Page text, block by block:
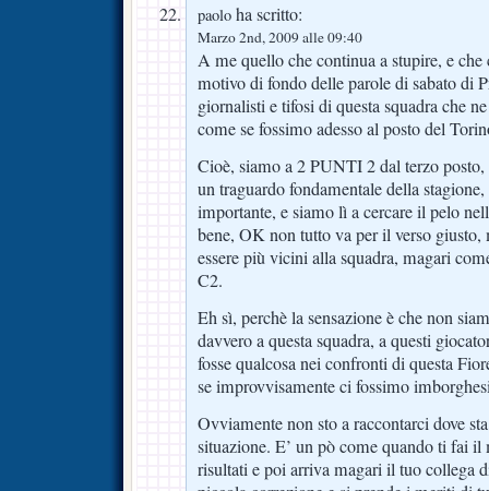
paolo ha scritto:
Marzo 2nd, 2009 alle 09:40
A me quello che continua a stupire, e che
motivo di fondo delle parole di sabato di
giornalisti e tifosi di questa squadra che
come se fossimo adesso al posto del
Cioè, siamo a 2 PUNTI 2 dal terzo
un traguardo fondamentale della
importante, e siamo lì a cercare il pelo
bene, OK non tutto va per il verso giusto,
essere più vicini alla squadra, magari
C2.
Eh sì, perchè la sensazione è che non
davvero a questa squadra, a questi
fosse qualcosa nei confronti di questa
se improvvisamente ci fossimo
Ovviamente non sto a raccontarci dove
situazione. E’ un pò come quando ti fai
risultati e poi arriva magari il tuo collega